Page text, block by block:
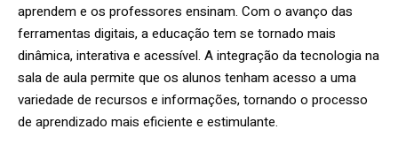
aprendem e os professores ensinam. Com o avanço das
ferramentas digitais, a educação tem se tornado mais
dinâmica, interativa e acessível. A integração da tecnologia na
sala de aula permite que os alunos tenham acesso a uma
variedade de recursos e informações, tornando o processo
de aprendizado mais eficiente e estimulante.